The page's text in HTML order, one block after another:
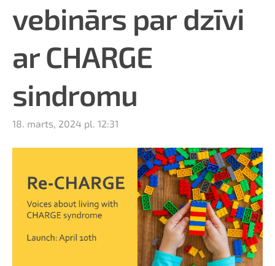
vebinārs par dzīvi
ar CHARGE
sindromu
18. marts, 2024 pl. 12:31